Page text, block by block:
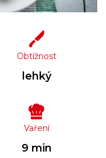
Obtížnost
lehký
Vaření
9 min